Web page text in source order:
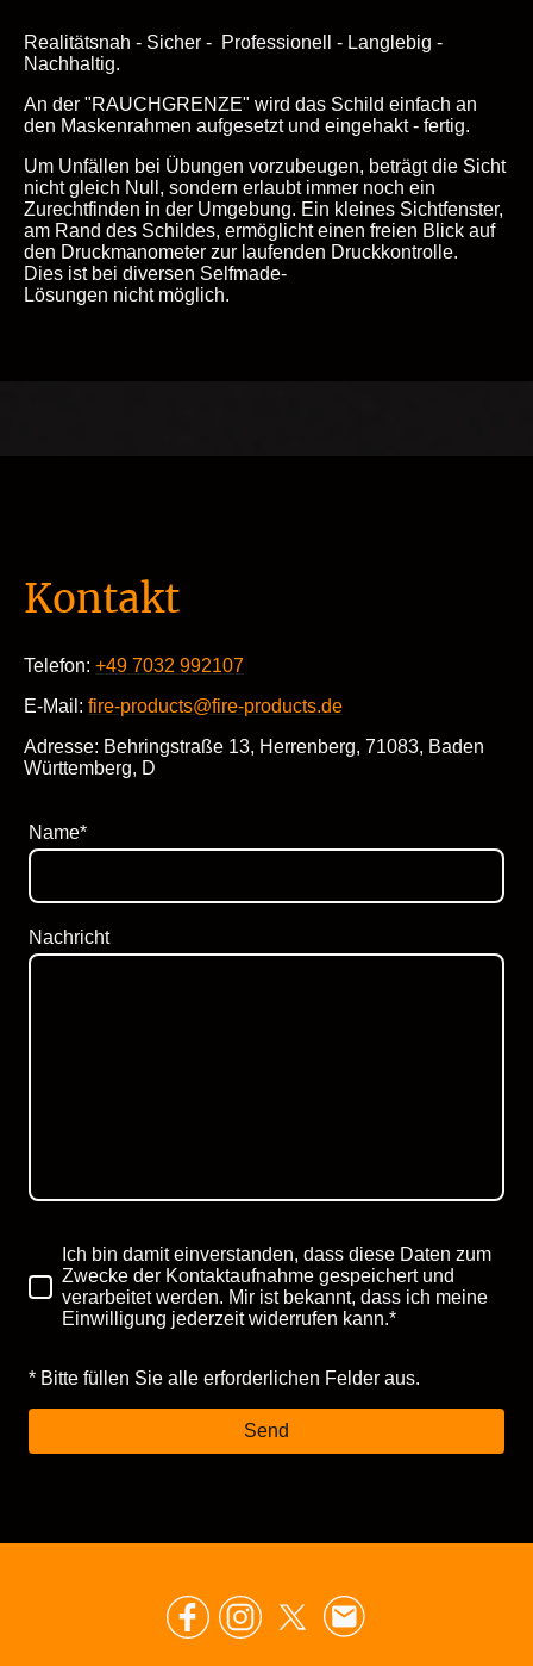
Realitätsnah - Sicher - Professionell - Langlebig -
Nachhaltig.
An der "RAUCHGRENZE" wird das Schild einfach an
den Maskenrahmen aufgesetzt und eingehakt - fertig.
Um Unfällen bei Übungen vorzubeugen, beträgt die Sicht
nicht gleich Null, sondern erlaubt immer noch ein
Zurechtfinden in der Umgebung. Ein kleines Sichtfenster,
am Rand des Schildes, ermöglicht einen freien Blick auf
den Druckmanometer zur laufenden Druckkontrolle.
Dies ist bei diversen Selfmade-
Lösungen nicht möglich.
Kontakt
Telefon: +49 7032 992107
E-Mail: fire-products@fire-products.de
Adresse: Behringstraße 13, Herrenberg, 71083, Baden
Württemberg, D
Name*
Nachricht
Ich bin damit einverstanden, dass diese Daten zum
Zwecke der Kontaktaufnahme gespeichert und
verarbeitet werden. Mir ist bekannt, dass ich meine
Einwilligung jederzeit widerrufen kann.*
* Bitte füllen Sie alle erforderlichen Felder aus.
Send